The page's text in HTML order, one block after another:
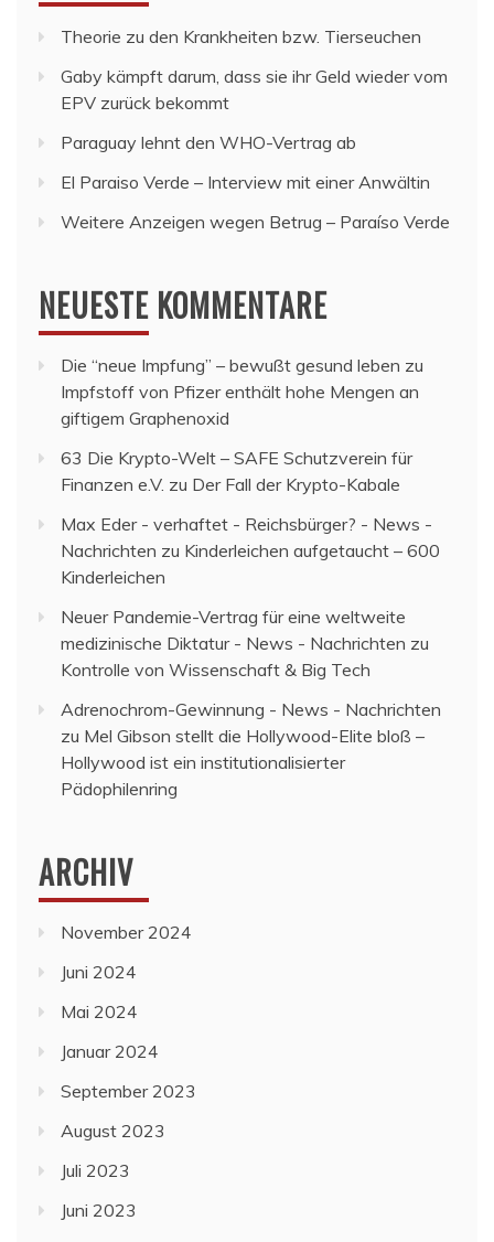
Theorie zu den Krankheiten bzw. Tierseuchen
Gaby kämpft darum, dass sie ihr Geld wieder vom
EPV zurück bekommt
Paraguay lehnt den WHO-Vertrag ab
El Paraiso Verde – Interview mit einer Anwältin
Weitere Anzeigen wegen Betrug – Paraíso Verde
NEUESTE KOMMENTARE
Die “neue Impfung” – bewußt gesund leben zu
Impfstoff von Pfizer enthält hohe Mengen an
giftigem Graphenoxid
63 Die Krypto-Welt – SAFE Schutzverein für
Finanzen e.V. zu Der Fall der Krypto-Kabale
Max Eder - verhaftet - Reichsbürger? - News -
Nachrichten zu Kinderleichen aufgetaucht – 600
Kinderleichen
Neuer Pandemie-Vertrag für eine weltweite
medizinische Diktatur - News - Nachrichten zu
Kontrolle von Wissenschaft & Big Tech
Adrenochrom-Gewinnung - News - Nachrichten
zu Mel Gibson stellt die Hollywood-Elite bloß –
Hollywood ist ein institutionalisierter
Pädophilenring
ARCHIV
November 2024
Juni 2024
Mai 2024
Januar 2024
September 2023
August 2023
Juli 2023
Juni 2023